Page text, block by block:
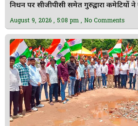
निधन पर सीजीपीसी समेत गुरुद्वारा कमेटियों
August 9, 2026 5:08 pm No Comments